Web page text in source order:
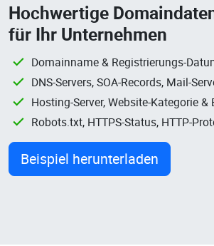
Hochwertige
für Ihr Unternehmen
Domainname & Registrierungs-
DNS-Servers, SOA-Records, Mail-
Hosting-Server, Website-Kategorie &
Robots.txt, HTTPS-Status, HTTP-
Beispiel herunterladen